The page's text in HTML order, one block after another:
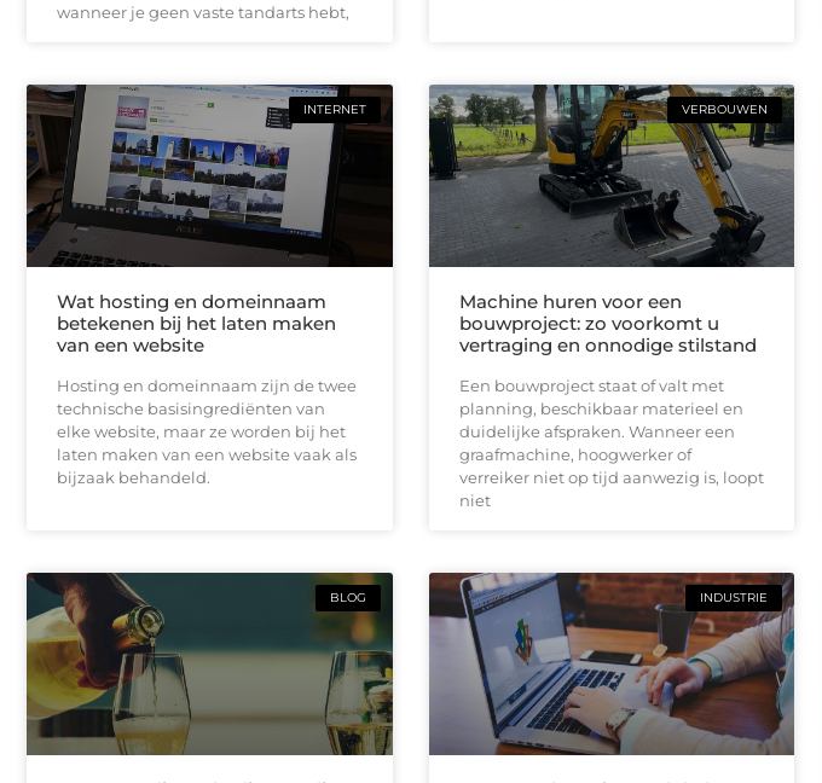
wanneer je geen vaste tandarts hebt,
INTERNET
Wat hosting en domeinnaam
betekenen bij het laten maken
van een website
Hosting en domeinnaam zijn de twee
technische basisingrediënten van
elke website, maar ze worden bij het
laten maken van een website vaak als
bijzaak behandeld.
VERBOUWEN
Machine huren voor een
bouwproject: zo voorkomt u
vertraging en onnodige stilstand
Een bouwproject staat of valt met
planning, beschikbaar materieel en
duidelijke afspraken. Wanneer een
graafmachine, hoogwerker of
verreiker niet op tijd aanwezig is, loopt
niet
BLOG INDUSTRIE